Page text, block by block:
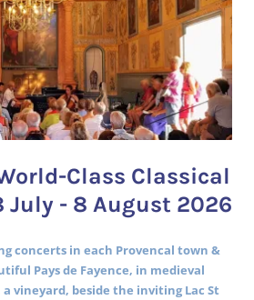
Class Classical
July - 8 August 2026
concerts in each Provencal town &
Pays de Fayence, in medieval
vineyard, beside the inviting Lac St